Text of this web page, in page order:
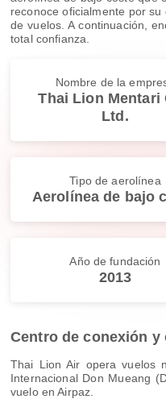
reconoce oficialmente por
de vuelos. A continuación,
total confianza.
Nombre de la
Thai Lion Mentari
Ltd.
Tipo de aerolínea
Aerolínea de bajo
Año de fundación
2013
Centro de conexión y
Thai Lion Air opera vuelos
Internacional Don Mueang
vuelo en Airpaz.